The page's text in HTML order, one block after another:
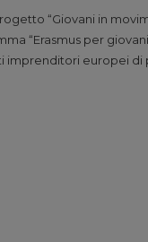
“Giovani in
“Erasmus per
imprenditori europei